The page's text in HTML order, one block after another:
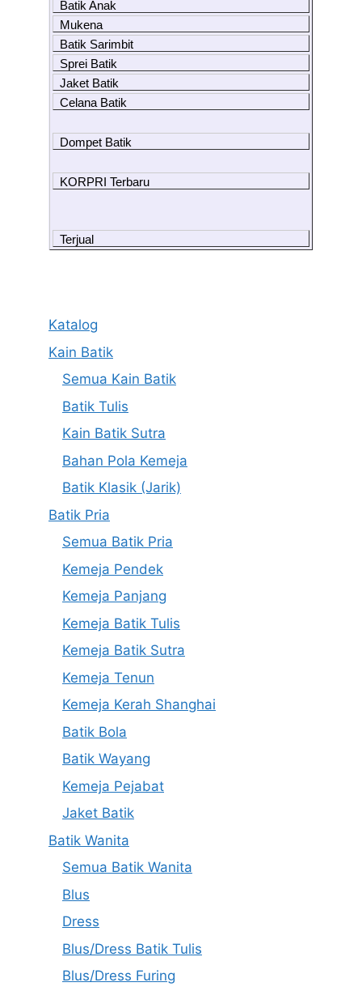
Batik Anak
Mukena
Batik Sarimbit
Sprei Batik
Jaket Batik
Celana Batik
Dompet Batik
KORPRI Terbaru
Terjual
Katalog
Kain Batik
Semua Kain Batik
Batik Tulis
Kain Batik Sutra
Bahan Pola Kemeja
Batik Klasik (Jarik)
Batik Pria
Semua Batik Pria
Kemeja Pendek
Kemeja Panjang
Kemeja Batik Tulis
Kemeja Batik Sutra
Kemeja Tenun
Kemeja Kerah Shanghai
Batik Bola
Batik Wayang
Kemeja Pejabat
Jaket Batik
Batik Wanita
Semua Batik Wanita
Blus
Dress
Blus/Dress Batik Tulis
Blus/Dress Furing